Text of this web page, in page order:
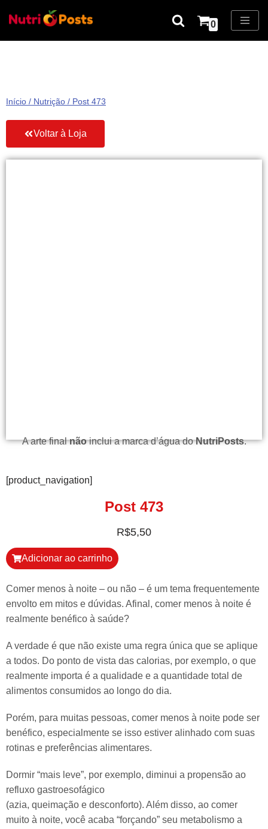
0
Início / Nutrição / Post 473
Voltar à Loja
A arte finalnãoinclui a marca d’água doNutriPosts.
[product_navigation]
Post 473
R$5,50
Adicionar ao carrinho
Comer menos à noite – ou não – é um tema frequentemente
envolto em mitos e dúvidas. Afinal, comer menos à noite é
realmente benéfico à saúde?
A verdade é que não existe uma regra única que se aplique
a todos. Do ponto de vista das calorias, por exemplo, o que
realmente importa é a qualidade e a quantidade total de
alimentos consumidos ao longo do dia.
Porém, para muitas pessoas, comer menos à noite pode ser
benéfico, especialmente se isso estiver alinhado com suas
rotinas e preferências alimentares.
Dormir “mais leve”, por exemplo, diminui a propensão ao
refluxo gastroesofágico
(azia, queimação e desconforto). Além disso, ao comer
muito à noite, você acaba “forçando” seu metabolismo a